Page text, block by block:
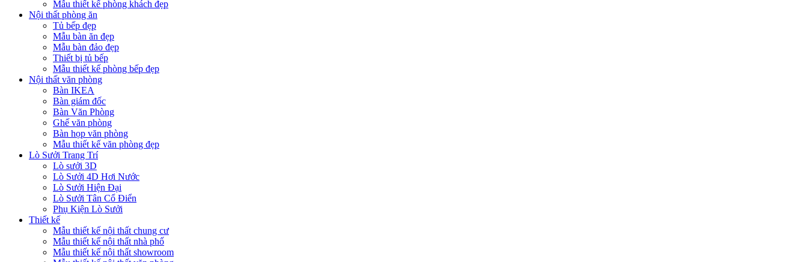
Mẫu thiết kế phòng khách đẹp
Nội thất phòng ăn
Tủ bếp đẹp
Mẫu bàn ăn đẹp
Mẫu bàn đảo đẹp
Thiết bị tủ bếp
Mẫu thiết kế phòng bếp đẹp
Nội thất văn phòng
Bàn IKEA
Bàn giám đốc
Bàn Văn Phòng
Ghế văn phòng
Bàn họp văn phòng
Mẫu thiết kế văn phòng đẹp
Lò Sưởi Trang Trí
Lò sưởi 3D
Lò Sưởi 4D Hơi Nước
Lò Sưởi Hiện Đại
Lò Sưởi Tân Cổ Điển
Phụ Kiện Lò Sưởi
Thiết kế
Mẫu thiết kế nội thất chung cư
Mẫu thiết kế nội thất nhà phố
Mẫu thiết kế nội thất showroom